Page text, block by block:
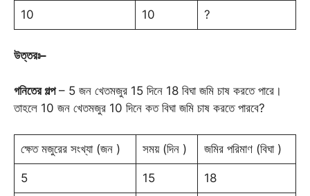
10 10 ?
উত্তরঃ–
গনিতের গল্প– 5 জন খেতমজুর 15 দিনে 18 বিঘা জমি চাষ করতে পারে।
তাহলে 10 জন খেতমজুর 10 দিনে কত বিঘা জমি চাষ করতে পারবে?
ক্ষেত মজুরের সংখ্যা (জন ) সময় (দিন ) জমির পরিমাণ (বিঘা )
5 15 18